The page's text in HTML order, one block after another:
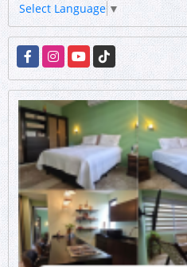
Select Language▼
FacebookInstagramYouTubeTikTok